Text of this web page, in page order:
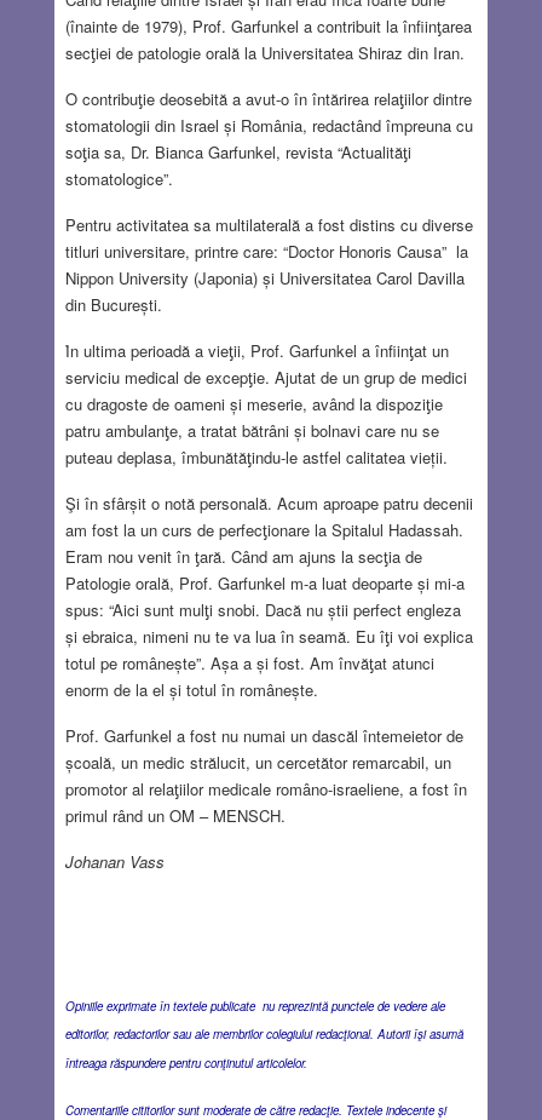
(înainte de 1979), Prof. Garfunkel a contribuit la înfiinƫarea
secƫiei de patologie orală la Universitatea Shiraz din Iran.
O contribuƫie deosebită a avut-o în întărirea relaƫiilor dintre
stomatologii din Israel și România, redactând împreuna cu
soƫia sa, Dr. Bianca Garfunkel, revista “Actualităƫi
stomatologice”.
Pentru activitatea sa multilaterală a fost distins cu diverse
titluri universitare, printre care: “Doctor Honoris Causa” la
Nippon University (Japonia) și Universitatea Carol Davilla
din București.
Ȋn ultima perioadă a vieƫii, Prof. Garfunkel a înfiinƫat un
serviciu medical de excepƫie. Ajutat de un grup de medici
cu dragoste de oameni și meserie, având la dispoziƫie
patru ambulanƫe, a tratat bătrâni și bolnavi care nu se
puteau deplasa, îmbunătăƫindu-le astfel calitatea vieții.
Şi în sfârșit o notă personală. Acum aproape patru decenii
am fost la un curs de perfecƫionare la Spitalul Hadassah.
Eram nou venit în ƫară. Când am ajuns la secƫia de
Patologie orală, Prof. Garfunkel m-a luat deoparte și mi-a
spus: “Aici sunt mulƫi snobi. Dacă nu știi perfect engleza
și ebraica, nimeni nu te va lua în seamă. Eu îƫi voi explica
totul pe românește”. Așa a și fost. Am învăƫat atunci
enorm de la el și totul în românește.
Prof. Garfunkel a fost nu numai un dascăl întemeietor de
școală, un medic strălucit, un cercetător remarcabil, un
promotor al relaƫiilor medicale româno-israeliene, a fost în
primul rând un OM – MENSCH.
Johanan Vass
Opiniile exprimate în textele publicate nu reprezintă punctele de vedere ale
editorilor, redactorilor sau ale membrilor colegiului redacţional. Autorii îşi asumă
întreaga răspundere pentru conţinutul articolelor.
Comentariile cititorilor sunt moderate de către redacţie. Textele indecente şi